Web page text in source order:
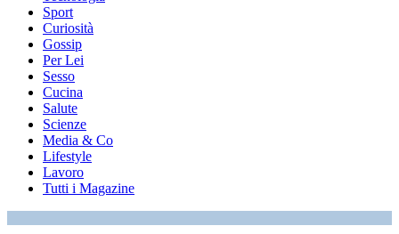
Sport
Curiosità
Gossip
Per Lei
Sesso
Cucina
Salute
Scienze
Media & Co
Lifestyle
Lavoro
Tutti i Magazine